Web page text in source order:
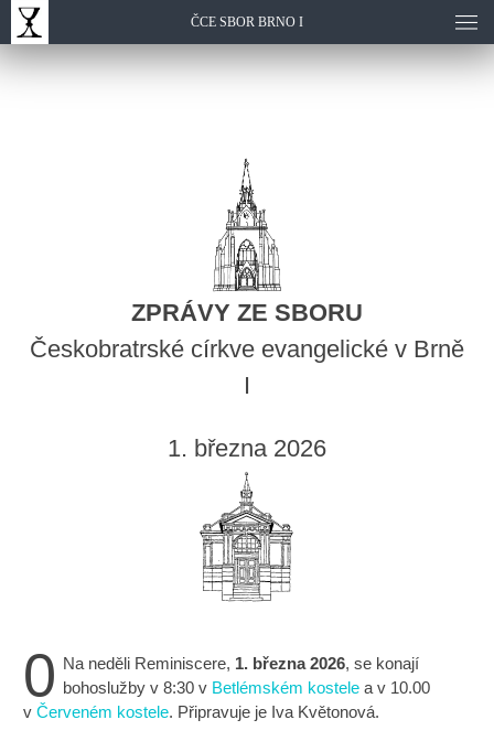
ČCE SBOR BRNO I
ZPRÁVY ZE SBORU
Českobratrské církve evangelické v Brně
I
1. března 2026
0 Na neděli Reminiscere, 1. března 2026, se konají
bohoslužby v 8:30 v Betlémském kostelea v 10.00
vČerveném kostele. Připravuje je Iva Květonová.